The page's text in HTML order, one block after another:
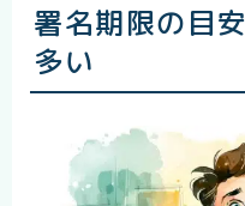
署名期限の目
多い